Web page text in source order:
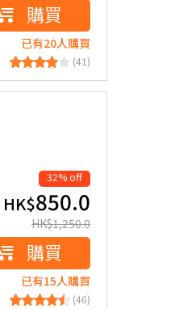
購買
已有20人購買
(41)
32% off
HK$850.0
HK$1,250.0
購買
已有15人購買
(46)